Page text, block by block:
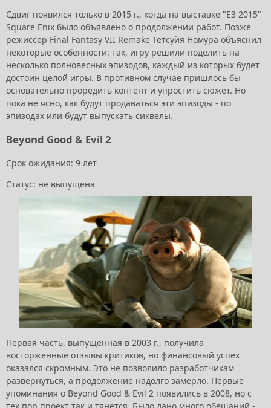
Сдвиг появился только в 2015 г., когда на выставке "E3 2015"
Square Enix было объявлено о продолжении работ. Позже
режиссер Final Fantasy VII Remake Тетсуйя Номура объяснил
некоторые особенности: так, игру решили поделить на
несколько полновесных эпизодов, каждый из которых будет
достоин целой игры. В противном случае пришлось бы
основательно проредить контент и упростить сюжет. Но
пока не ясно, как будут продаваться эти эпизоды - по
эпизодах или будут выпускать сиквелы.
Beyond Good & Evil 2
Срок ожидания: 9 лет
Статус: не выпущена
Первая часть, выпущенная в 2003 г., получила
восторженные отзывы критиков, но финансовый успех
оказался скромным. Это не позволило разработчикам
развернуться, а продолжение надолго замерло. Первые
упоминания о Beyond Good & Evil 2 появились в 2008, но с